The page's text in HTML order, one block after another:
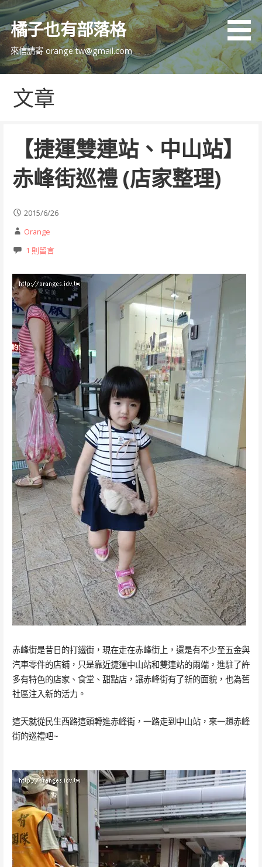
跳
主
內
橘子也有部落格
來信請寄 orange.tw@gmail.com
文章
【捷運雙連站、中山站】
赤峰街巡禮 (店家整理)
2015/6/26
Orange
1 則留言
赤峰街是昔日的打鐵街，現在走在赤峰街上，還是有不少至五金與
汽車零件的店鋪，只是靠近捷運中山站和雙連站的兩端，進駐了許
多有特色的店家、食堂、甜點店，讓赤峰街有了新的面貌，也為舊
社區注入新的活力。
這天就從民生西路這頭轉進赤峰街，一路走到中山站，來一趟赤峰
街的巡禮吧~